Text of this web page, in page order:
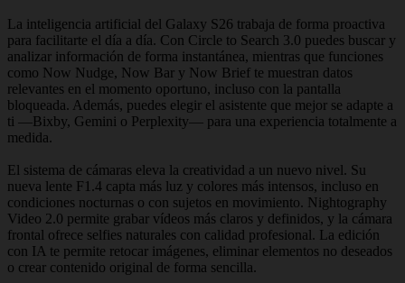
La inteligencia artificial del Galaxy S26 trabaja de forma proactiva
para facilitarte el día a día. Con Circle to Search 3.0 puedes buscar y
analizar información de forma instantánea, mientras que funciones
como Now Nudge, Now Bar y Now Brief te muestran datos
relevantes en el momento oportuno, incluso con la pantalla
bloqueada. Además, puedes elegir el asistente que mejor se adapte a
ti —Bixby, Gemini o Perplexity— para una experiencia totalmente a
medida.
El sistema de cámaras eleva la creatividad a un nuevo nivel. Su
nueva lente F1.4 capta más luz y colores más intensos, incluso en
condiciones nocturnas o con sujetos en movimiento. Nightography
Video 2.0 permite grabar vídeos más claros y definidos, y la cámara
frontal ofrece selfies naturales con calidad profesional. La edición
con IA te permite retocar imágenes, eliminar elementos no deseados
o crear contenido original de forma sencilla.